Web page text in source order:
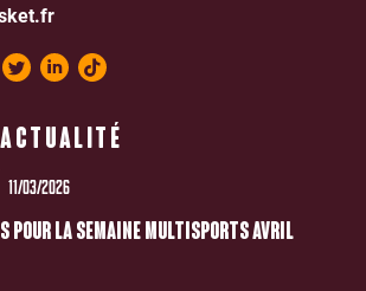
11/03/2026
POUR LA SEMAINE MULTISPORTS AVRIL